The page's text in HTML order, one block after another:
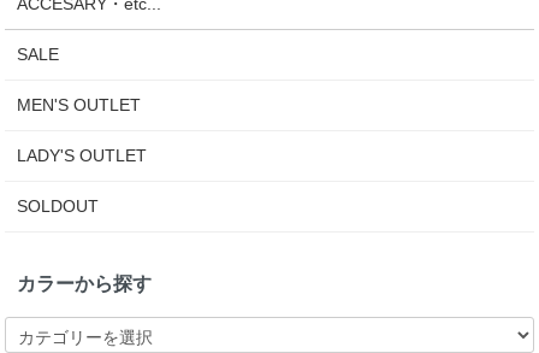
SALE
MEN'S OUTLET
LADY'S OUTLET
SOLDOUT
カラーから探す